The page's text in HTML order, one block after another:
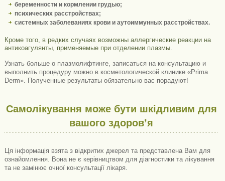
беременности и кормлении грудью;
психических расстройствах;
системных заболеваниях крови и аутоиммунных расстройствах.
Кроме того, в редких случаях возможны аллергические реакции на
антикоагулянты, применяемые при отделении плазмы.
Узнать больше о плазмолифтинге, записаться на консультацию и
выполнить процедуру можно в косметологической клинике «Prima
Derm». Полученные результаты обязательно вас порадуют!
Самолікування може бути шкідливим для
вашого здоров’я
Ця інформація взята з відкритих джерел та представлена ​​Вам для
ознайомлення. Вона не є керівництвом для діагностики та лікування
та не замінює очної консультації лікаря.